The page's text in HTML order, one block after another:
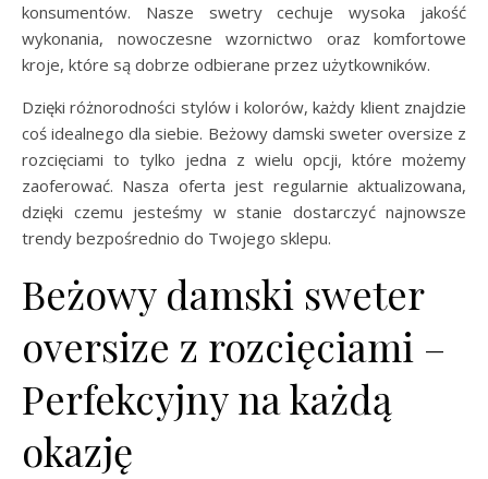
konsumentów. Nasze swetry cechuje wysoka jakość
wykonania, nowoczesne wzornictwo oraz komfortowe
kroje, które są dobrze odbierane przez użytkowników.
Dzięki różnorodności stylów i kolorów, każdy klient znajdzie
coś idealnego dla siebie. Beżowy damski sweter oversize z
rozcięciami to tylko jedna z wielu opcji, które możemy
zaoferować. Nasza oferta jest regularnie aktualizowana,
dzięki czemu jesteśmy w stanie dostarczyć najnowsze
trendy bezpośrednio do Twojego sklepu.
Beżowy damski sweter
oversize z rozcięciami –
Perfekcyjny na każdą
okazję